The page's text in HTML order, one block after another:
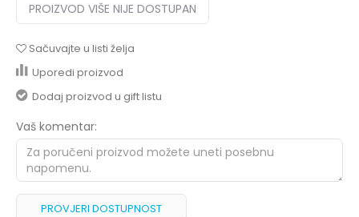
PROIZVOD VIŠE NIJE DOSTUPAN
Sačuvajte u listi želja
Uporedi proizvod
Dodaj proizvod u gift listu
Vaš komentar:
PROVJERI DOSTUPNOST